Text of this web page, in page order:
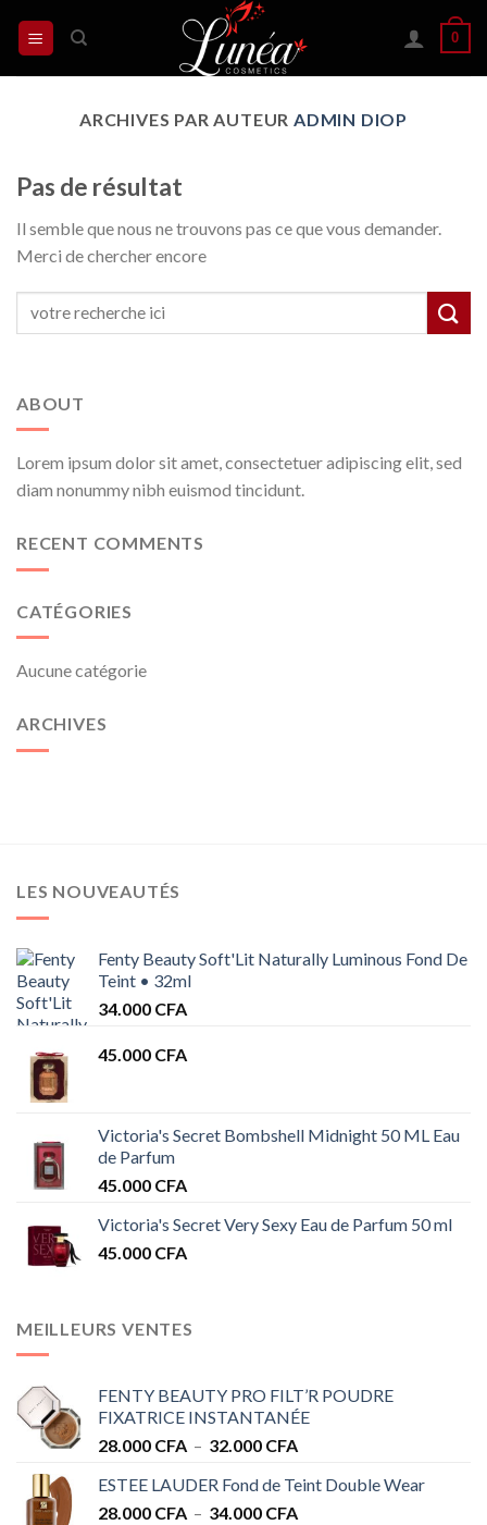
0
ARCHIVES PAR AUTEUR ADMIN DIOP
Pas de résultat
Il semble que nous ne trouvons pas ce que vous demander.
Merci de chercher encore
ABOUT
Lorem ipsum dolor sit amet, consectetuer adipiscing elit, sed
diam nonummy nibh euismod tincidunt.
RECENT COMMENTS
CATÉGORIES
Aucune catégorie
ARCHIVES
LES NOUVEAUTÉS
Fenty Beauty Soft'Lit Naturally Luminous Fond De
Teint • 32ml
34.000 CFA
45.000 CFA
Victoria's Secret Bombshell Midnight 50 ML Eau
de Parfum
45.000 CFA
Victoria's Secret Very Sexy Eau de Parfum 50 ml
45.000 CFA
MEILLEURS VENTES
FENTY BEAUTY PRO FILT’R POUDRE
FIXATRICE INSTANTANÉE
28.000 CFA – 32.000 CFAPlage
prix :
28.000 CFA
ESTEE LAUDER Fond de Teint Double Wear
28.000 CFA – 34.000 CFAPlage